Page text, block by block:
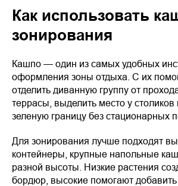
Как использовать
зонирования
Кашпо — один из самых удобных
оформления зоны отдыха. С их
отделить диванную группу от
террасы, выделить место у столиков
зеленую границу без стационарных
Для зонирования лучше подходят
контейнеры, крупные напольные
разной высоты. Низкие растения
бордюр, высокие помогают добавить